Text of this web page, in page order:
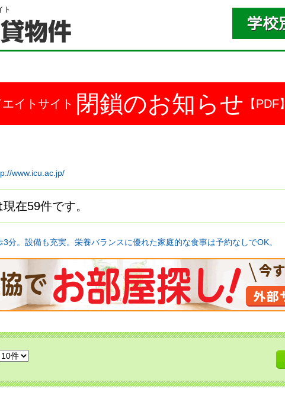
ト
イトサイト 閉鎖のお知らせ 【PDF】
www.icu.ac.jp/
在59件です。
分。設備も充実。栄養バランスに優れた家庭的な食事は予約なしでOK。